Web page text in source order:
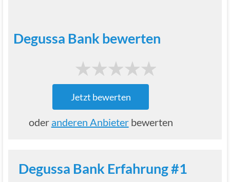
Degussa Bank bewerten
4
3
2
1
Jetzt bewerten
oder anderen Anbieterbewerten
Degussa Bank Erfahrung #1